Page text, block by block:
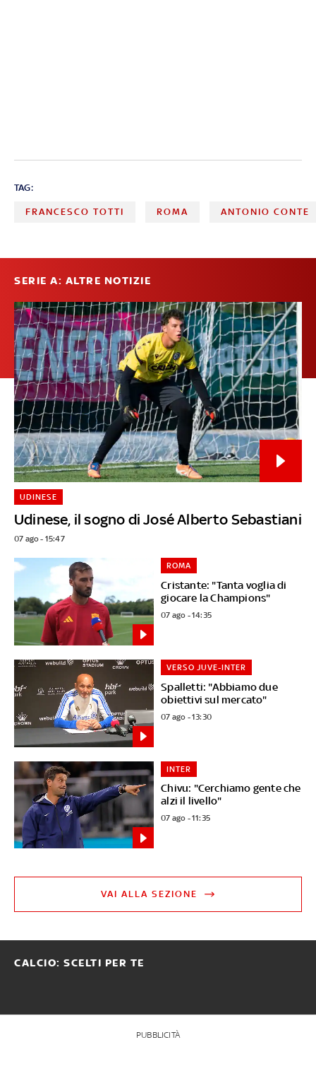
TAG:
FRANCESCO TOTTI ROMA ANTONIO CONTE
SERIE A: ALTRE NOTIZIE
Udinese, il sogno di José Alberto Sebastiani
UDINESE
07 ago - 15:47
Cristante: "Tanta voglia di
giocare la Champions"
ROMA
07 ago - 14:35
Spalletti: "Abbiamo due
obiettivi sul mercato"
VERSO JUVE-INTER
07 ago - 13:30
Chivu: "Cerchiamo gente che
alzi il livello"
INTER
07 ago - 11:35
VAI ALLA SEZIONE
CALCIO: SCELTI PER TE
PUBBLICITÀ